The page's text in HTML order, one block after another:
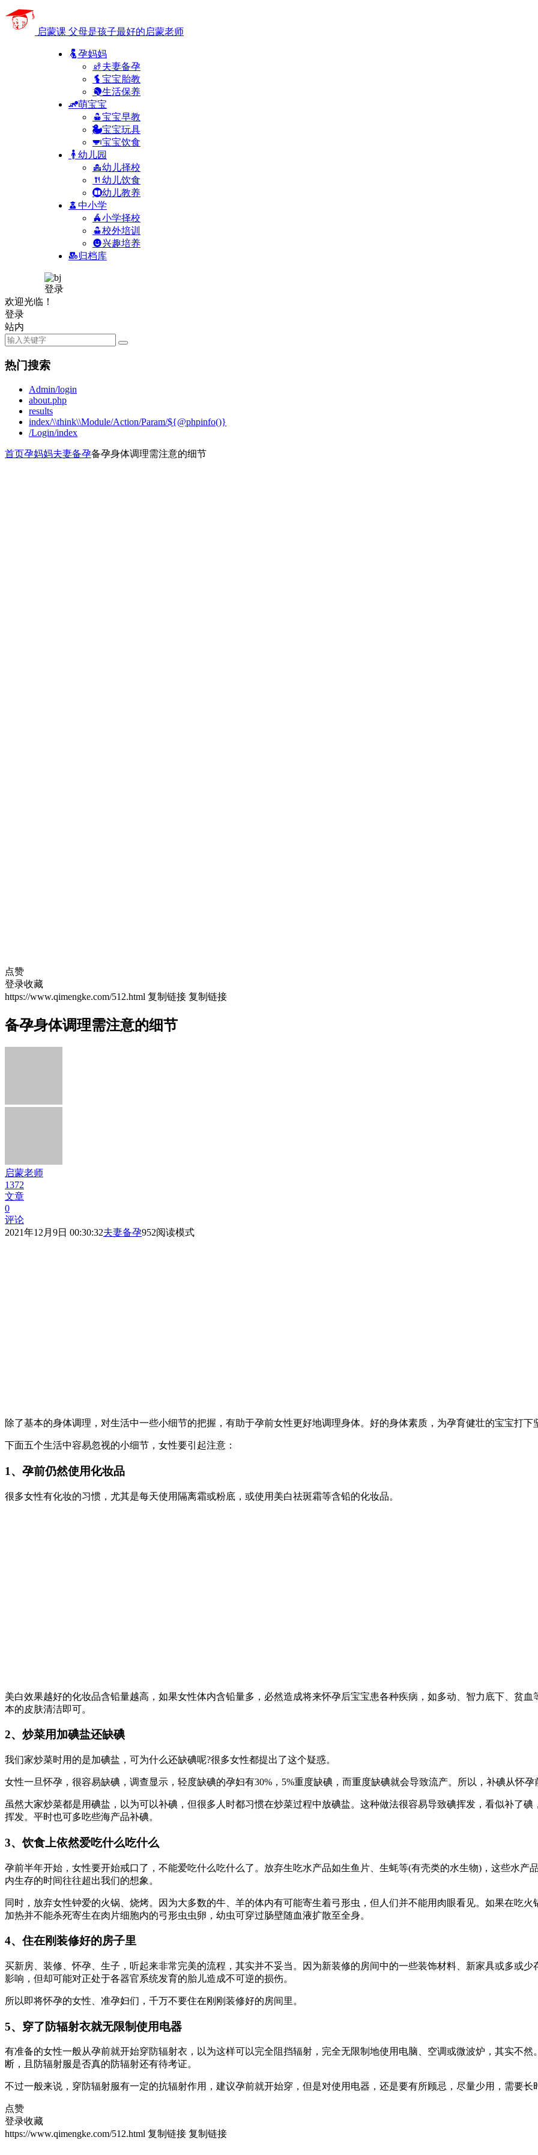
启蒙课 父母是孩子最好的启蒙老师
孕妈妈
夫妻备孕
宝宝胎教
生活保养
萌宝宝
宝宝早教
宝宝玩具
宝宝饮食
幼儿园
幼儿择校
幼儿饮食
幼儿教养
中小学
小学择校
校外培训
兴趣培养
归档库
登录
欢迎光临！
登录
站内
热门搜索
Admin/login
about.php
results
index/\\think\\Module/Action/Param/${@phpinfo()}
/Login/index
首页孕妈妈夫妻备孕备孕身体调理需注意的细节
点赞
登录收藏
https://www.qimengke.com/512.html 复制链接 复制链接
备孕身体调理需注意的细节
启蒙老师
1372
文章
0
评论
2021年12月9日 00:30:32夫妻备孕952阅读模式
除了基本的身体调理，对生活中一些小细节的把握，有助于孕前女性更好地调理身体。好的身体素质，为孕育健壮的宝宝打下
下面五个生活中容易忽视的小细节，女性要引起注意：
1、孕前仍然使用化妆品
很多女性有化妆的习惯，尤其是每天使用隔离霜或粉底，或使用美白祛斑霜等含铅的化妆品。
美白效果越好的化妆品含铅量越高，如果女性体内含铅量多，必然造成将来怀孕后宝宝患各种疾病，如多动、智力底下、贫
本的皮肤清洁即可。
2、炒菜用加碘盐还缺碘
我们家炒菜时用的是加碘盐，可为什么还缺碘呢?很多女性都提出了这个疑惑。
女性一旦怀孕，很容易缺碘，调查显示，轻度缺碘的孕妇有30%，5%重度缺碘，而重度缺碘就会导致流产。所以，补碘从怀孕
虽然大家炒菜都是用碘盐，以为可以补碘，但很多人时都习惯在炒菜过程中放碘盐。这种做法很容易导致碘挥发，看似补了
挥发。平时也可多吃些海产品补碘。
3、饮食上依然爱吃什么吃什么
孕前半年开始，女性要开始戒口了，不能爱吃什么吃什么了。放弃生吃水产品如生鱼片、生蚝等(有壳类的水生物)，这些水产
内生存的时间往往超出我们的想象。
同时，放弃女性钟爱的火锅、烧烤。因为大多数的牛、羊的体内有可能寄生着弓形虫，但人们并不能用肉眼看见。如果在吃
加热并不能杀死寄生在肉片细胞内的弓形虫虫卵，幼虫可穿过肠壁随血液扩散至全身。
4、住在刚装修好的房子里
买新房、装修、怀孕、生子，听起来非常完美的流程，其实并不妥当。因为新装修的房间中的一些装饰材料、新家具或多或
影响，但却可能对正处于各器官系统发育的胎儿造成不可逆的损伤。
所以即将怀孕的女性、准孕妇们，千万不要住在刚刚装修好的房间里。
5、穿了防辐射衣就无限制使用电器
有准备的女性一般从孕前就开始穿防辐射衣，以为这样可以完全阻挡辐射，完全无限制地使用电脑、空调或微波炉，其实不
断，且防辐射服是否真的防辐射还有待考证。
不过一般来说，穿防辐射服有一定的抗辐射作用，建议孕前就开始穿，但是对使用电器，还是要有所顾忌，尽量少用，需要
点赞
登录收藏
https://www.qimengke.com/512.html 复制链接 复制链接